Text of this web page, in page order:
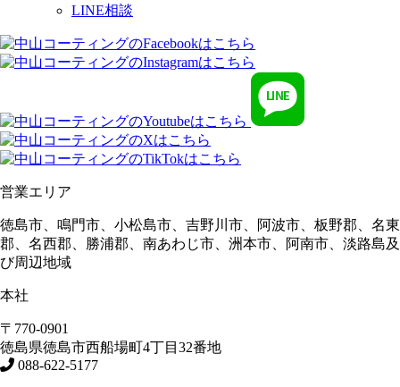
LINE相談
営業エリア
徳島市、鳴門市、小松島市、吉野川市、阿波市、板野郡、名東
郡、名西郡、勝浦郡、南あわじ市、洲本市、阿南市、淡路島及
び周辺地域
本社
〒770-0901
徳島県徳島市西船場町4丁目32番地
088-622-5177